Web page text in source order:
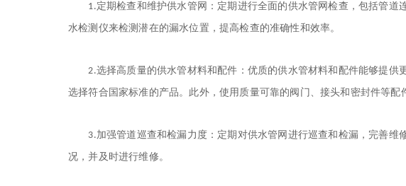
1.定期检查和维护供水管网：定期进行全面的供水管网检查，包括管
水检测仪来检测潜在的漏水位置，提高检查的准确性和效率。
2.选择高质量的供水管材料和配件：优质的供水管材料和配件能够提
选择符合国家标准的产品。此外，使用质量可靠的阀门、接头和密封件等配
3.加强管道巡查和检漏力度：定期对供水管网进行巡查和检漏，完善
况，并及时进行维修。